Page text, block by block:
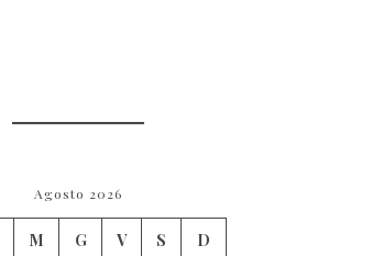
Agosto 2026
M G V S
D